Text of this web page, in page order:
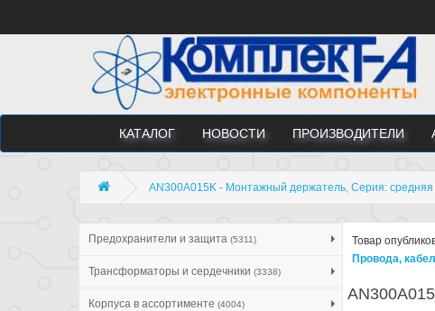
КАТАЛОГ НОВОСТИ ПРОИЗВОДИТЕЛИ
AN300A015K - Монтажный держатель, Серия: средняя
Предохранители и защита (5311)
Трансформаторы и сердечники (3338)
Корпуса в ассортименте (4004)
Товар
Провода,